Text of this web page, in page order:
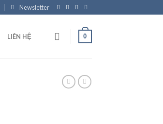
Newsletter
LIÊN HỆ 0